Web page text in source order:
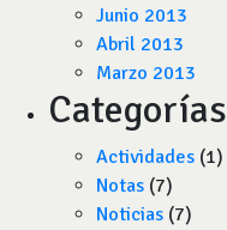
Junio 2013
Abril 2013
Marzo 2013
Categorías
Actividades (1)
Notas (7)
Noticias (7)